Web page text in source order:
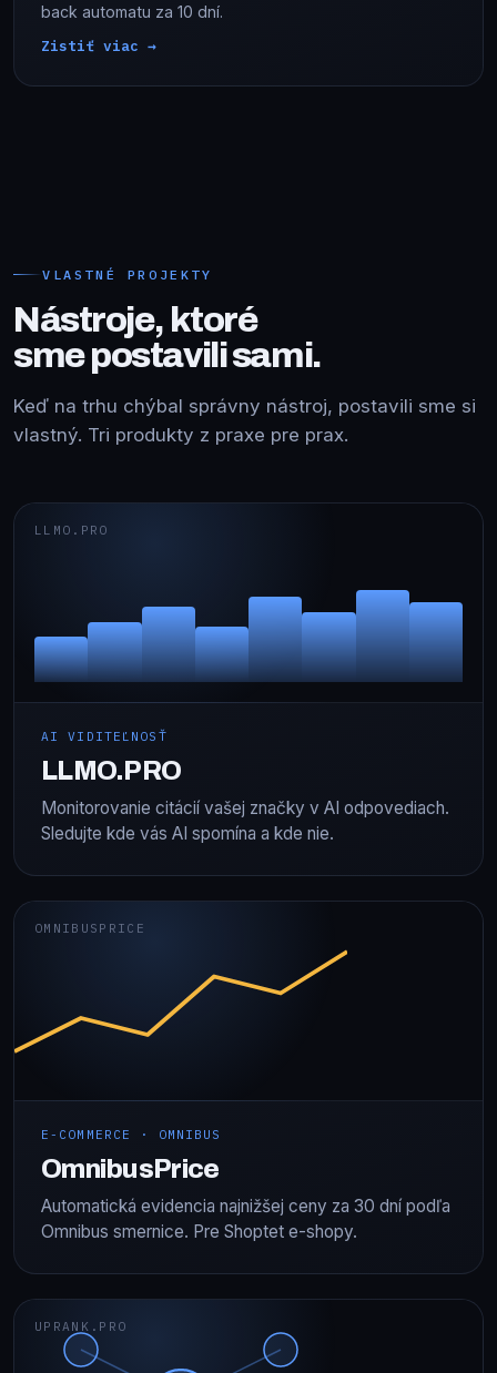
back automatu za 10 dní.
Zistiť viac →
VLASTNÉ PROJEKTY
Nástroje, ktoré
sme postavili sami.
Keď na trhu chýbal správny nástroj, postavili sme si
vlastný. Tri produkty z praxe pre prax.
LLMO.PRO
AI VIDITEĽNOSŤ
LLMO.PRO
Monitorovanie citácií vašej značky v AI odpovediach.
Sledujte kde vás AI spomína a kde nie.
OMNIBUSPRICE
E-COMMERCE · OMNIBUS
OmnibusPrice
Automatická evidencia najnižšej ceny za 30 dní podľa
Omnibus smernice. Pre Shoptet e-shopy.
UPRANK.PRO